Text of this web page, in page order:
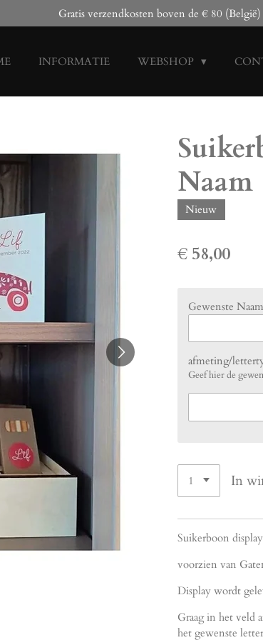
Gratis verzendkosten boven de € 80 (België)
INFORMATIE WEBSHOP
Naam
Nieuw
€ 58,00
Gewenste Naam
afmeting/
Geef hier de
In
Suikerboon
voorzien van
Display wordt
Graag in het veld
het gewenste